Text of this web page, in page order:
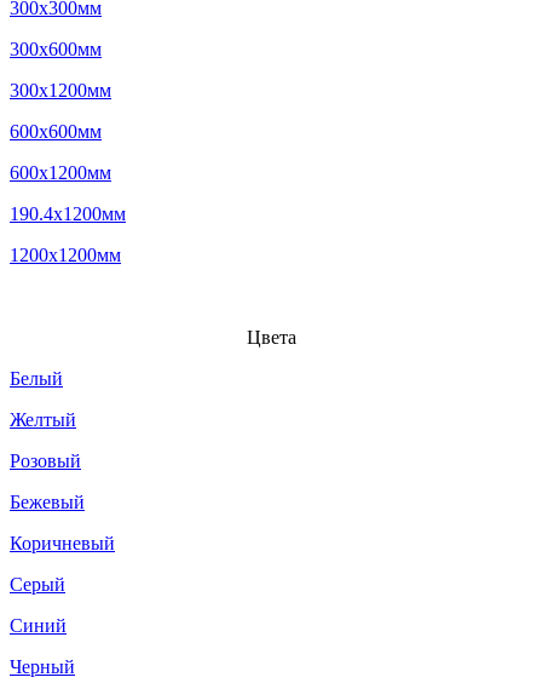
300x300мм
300x600мм
300x1200мм
600x600мм
600x1200мм
190.4x1200мм
1200x1200мм
Цвета
Белый
Желтый
Розовый
Бежевый
Коричневый
Серый
Синий
Черный